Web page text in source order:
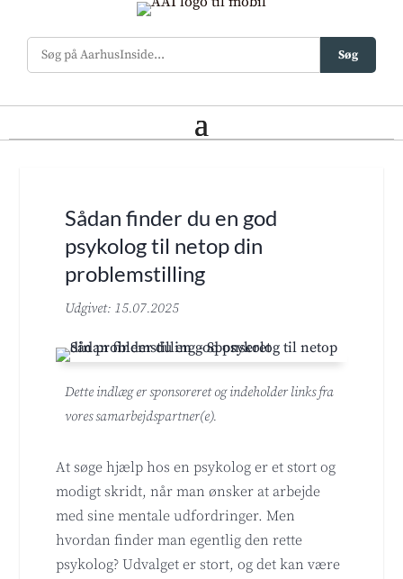
Søg
Sådan finder du en god
psykolog til netop din
problemstilling
Udgivet: 15.07.2025
Dette indlæg er sponsoreret og indeholder links fra
vores samarbejdspartner(e).
At søge hjælp hos en psykolog er et stort og
modigt skridt, når man ønsker at arbejde
med sine mentale udfordringer. Men
hvordan finder man egentlig den rette
psykolog? Udvalget er stort, og det kan være